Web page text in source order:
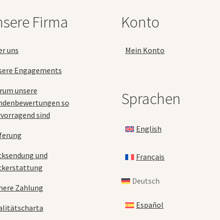
Firma
uns
Engagements
unsere
so
sind
und
Zahlung
Konto
Mein Konto
Sprachen
English
Français
Deutsch
Español